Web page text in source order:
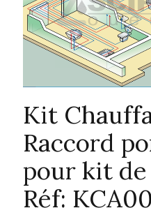
Kit
Raccord
pour kit
Réf: